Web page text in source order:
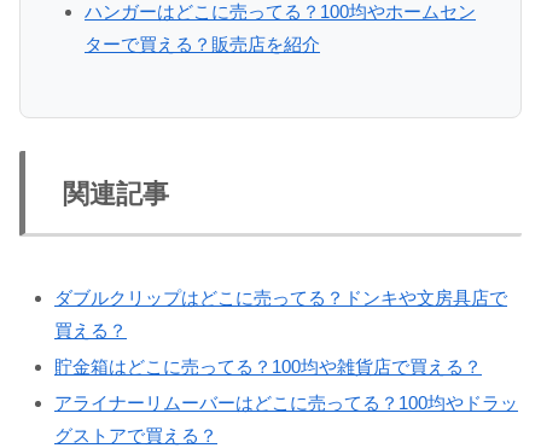
ハンガーはどこに売ってる？100均やホームセン
ターで買える？販売店を紹介
関連記事
ダブルクリップはどこに売ってる？ドンキや文房具店で
買える？
貯金箱はどこに売ってる？100均や雑貨店で買える？
アライナーリムーバーはどこに売ってる？100均やドラッ
グストアで買える？